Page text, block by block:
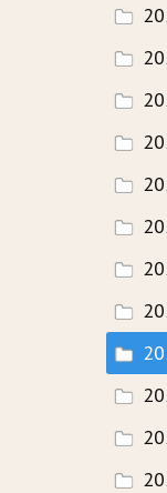
WAVECAMP
FOTOGALERIE